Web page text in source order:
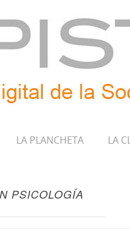
LA PLANCHETA LA
PSICOLOGÍA